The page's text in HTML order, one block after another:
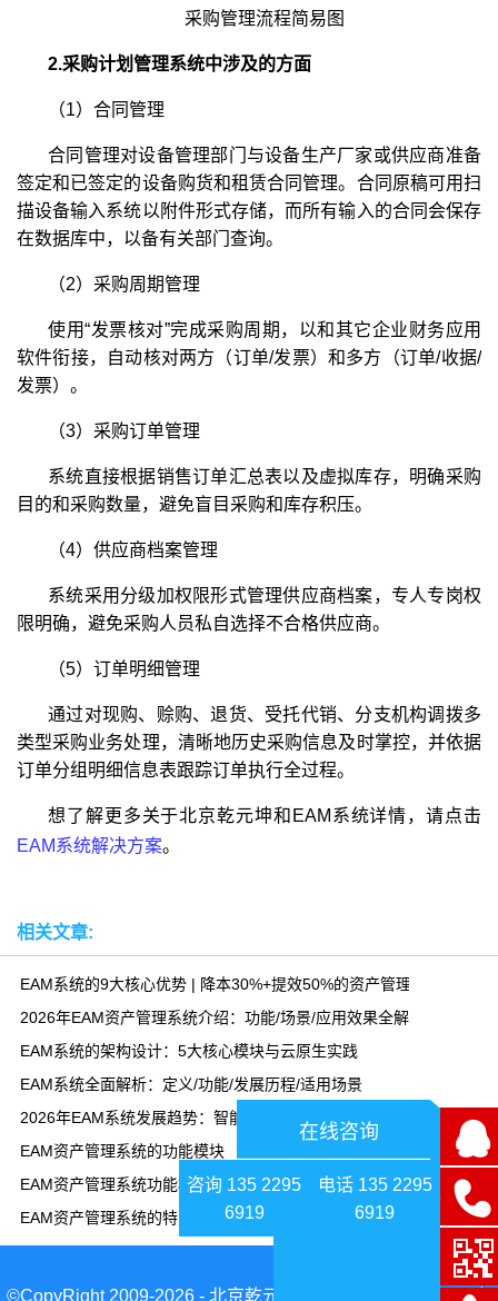
采购管理流程简易图
2.采购计划管理系统中涉及的方面
（1）合同管理
合同管理对设备管理部门与设备生产厂家或供应商准备
签定和已签定的设备购货和租赁合同管理。合同原稿可用扫
描设备输入系统以附件形式存储，而所有输入的合同会保存
在数据库中，以备有关部门查询。
（2）采购周期管理
使用“发票核对”完成采购周期，以和其它企业财务应用
软件衔接，自动核对两方（订单/发票）和多方（订单/收据/
发票）。
（3）采购订单管理
系统直接根据销售订单汇总表以及虚拟库存，明确采购
目的和采购数量，避免盲目采购和库存积压。
（4）供应商档案管理
系统采用分级加权限形式管理供应商档案，专人专岗权
限明确，避免采购人员私自选择不合格供应商。
（5）订单明细管理
通过对现购、赊购、退货、受托代销、分支机构调拨多
类型采购业务处理，清晰地历史采购信息及时掌控，并依据
订单分组明细信息表跟踪订单执行全过程。
想了解更多关于北京乾元坤和EAM系统详情，请点击
EAM系统解决方案。
相关文章:
EAM系统的9大核心优势 | 降本30%+提效50%的资产管理方案
2026年EAM资产管理系统介绍：功能/场景/应用效果全解析
EAM系统的架构设计：5大核心模块与云原生实践
EAM系统全面解析：定义/功能/发展历程/适用场景
2026年EAM系统发展趋势：智能化与云化引领资产管理变革
EAM资产管理系统的功能模块
EAM资产管理系统功能模块-乾元坤和资产管理系统平台
EAM资产管理系统的特点
在线咨询
咨询 135 2295
6919
电话 135 2295
6919
©CopyRight 2009-2026 - 北京乾元坤和科技有限公司|京ICP备